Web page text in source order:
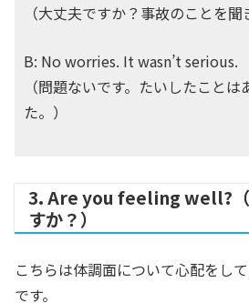
（大丈夫ですか？事故のことを聞
B: No worries. It wasn’t serious.
（問題ないです。たいしたことは
た。）
3. Are you feeling well?（
すか？）
こちらは体調面について心配をし
です。